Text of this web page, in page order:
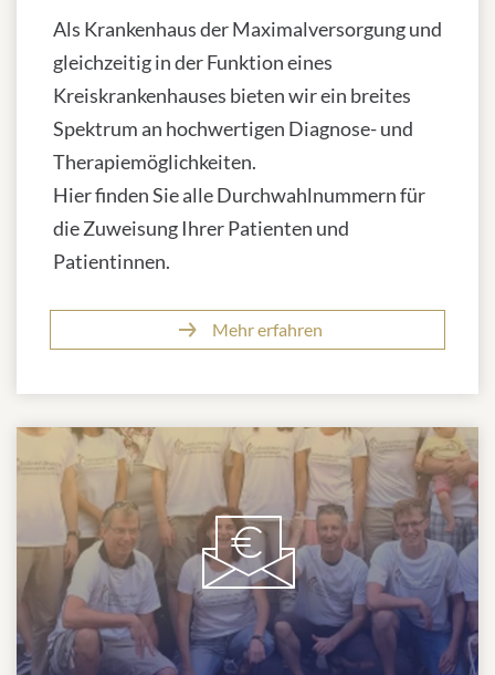
Als Krankenhaus der Maximalversorgung und
gleichzeitig in der Funktion eines
Kreiskrankenhauses bieten wir ein breites
Spektrum an hochwertigen Diagnose- und
Therapiemöglichkeiten.
Hier finden Sie alle Durchwahlnummern für
die Zuweisung Ihrer Patienten und
Patientinnen.
Mehr erfahren